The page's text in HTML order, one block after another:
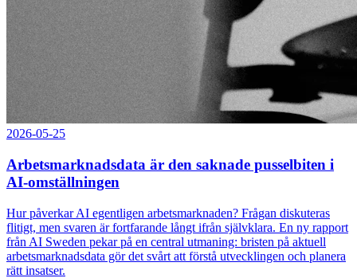
2026-05-25
Arbetsmarknadsdata är den saknade pusselbiten i
AI-omställningen
Hur påverkar AI egentligen arbetsmarknaden? Frågan diskuteras
flitigt, men svaren är fortfarande långt ifrån självklara. En ny rapport
från AI Sweden pekar på en central utmaning: bristen på aktuell
arbetsmarknadsdata gör det svårt att förstå utvecklingen och planera
rätt insatser.